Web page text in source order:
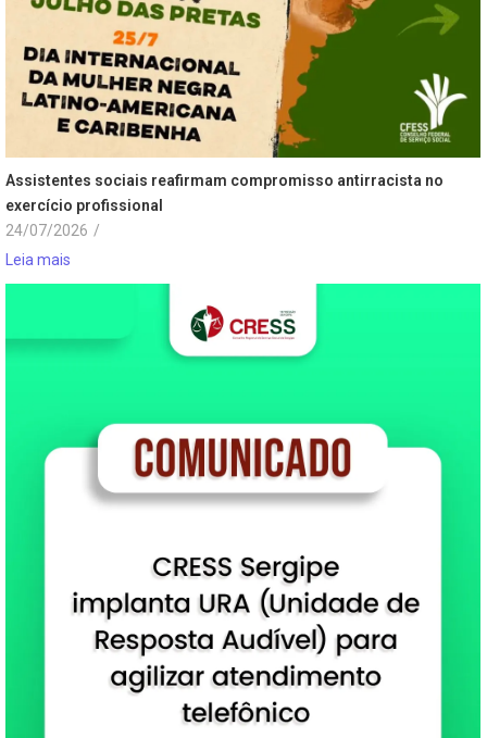
Assistentes sociais reafirmam compromisso antirracista no
exercício profissional
24/07/2026 /
Leia mais